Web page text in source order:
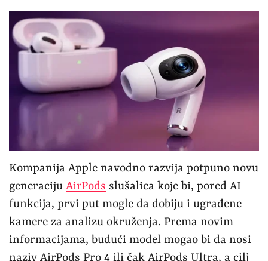
Kompanija Apple navodno razvija potpuno novu
generaciju AirPods slušalica koje bi, pored AI
funkcija, prvi put mogle da dobiju i ugrađene
kamere za analizu okruženja. Prema novim
informacijama, budući model mogao bi da nosi
naziv AirPods Pro 4 ili čak AirPods Ultra, a cilj